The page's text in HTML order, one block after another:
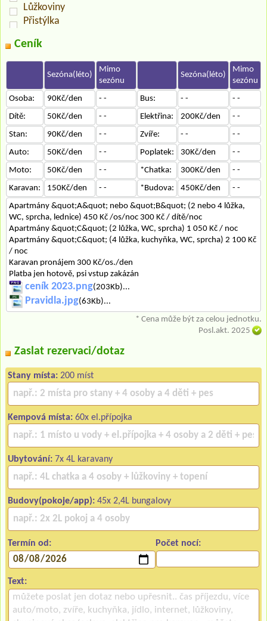
Lůžkoviny
Přistýlka
Ceník
Sezóna(léto)
Mimo
sezónu
Sezóna(léto)
Mimo
sezónu
Osoba:
90Kč/den - - Bus: - -
- -
Dítě:
50Kč/den - - Elektřina: 200Kč/den
- -
Stan:
90Kč/den - - Zvíře: - -
- -
Auto:
50Kč/den - - Poplatek: 30Kč/den
- -
Moto:
50Kč/den - - *Chatka: 300Kč/den
- -
Karavan:
150Kč/den - - *Budova: 450Kč/den
- -
Apartmány &quot;A&quot; nebo &quot;B&quot; (2 nebo 4 lůžka,
WC, sprcha, lednice) 450 Kč /os/noc 300 Kč / dítě/noc
Apartmány &quot;C&quot; (2 lůžka, WC, sprcha) 1 050 Kč / noc
Apartmány &quot;C&quot; (4 lůžka, kuchyňka, WC, sprcha) 2 100 Kč
/ noc
Karavan pronájem 300 Kč/os./den
Platba jen hotově, psi vstup zakázán
ceník 2023.png(203Kb)...
Pravidla.jpg(63Kb)...
* Cena může být za celou jednotku.
Posl.akt. 2025
Zaslat rezervaci/dotaz
Stany místa: 200 míst
Kempová místa: 60x el.přípojka
Ubytování: 7x 4L karavany
Budovy(pokoje/app): 45x 2,4L bungalovy
Termín od: Počet nocí:
Text: